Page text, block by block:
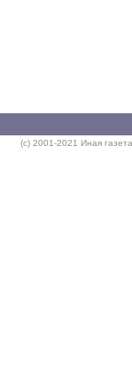
(c) 2001-2021 Иная